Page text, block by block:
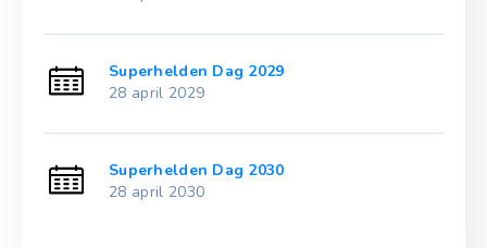
Superhelden Dag 2029
28 april 2029
Superhelden Dag 2030
28 april 2030